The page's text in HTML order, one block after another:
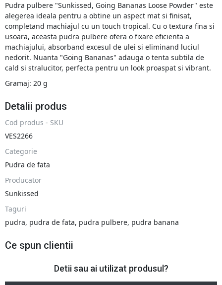
Pudra pulbere "Sunkissed, Going Bananas Loose Powder" este
alegerea ideala pentru a obtine un aspect mat si finisat,
completand machiajul cu un touch tropical. Cu o textura fina si
usoara, aceasta pudra pulbere ofera o fixare eficienta a
machiajului, absorband excesul de ulei si eliminand luciul
nedorit. Nuanta "Going Bananas" adauga o tenta subtila de
cald si stralucitor, perfecta pentru un look proaspat si vibrant.
Gramaj: 20 g
Detalii produs
Cod produs - SKU
VES2266
Categorie
Pudra de fata
Producator
Sunkissed
Taguri
pudra, pudra de fata, pudra pulbere, pudra banana
Ce spun clientii
Detii sau ai utilizat produsul?